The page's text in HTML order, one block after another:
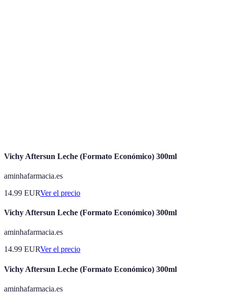
Vichy Aftersun Leche (Formato Económico) 300ml
aminhafarmacia.es
14.99 EURVer el precio
Vichy Aftersun Leche (Formato Económico) 300ml
aminhafarmacia.es
14.99 EURVer el precio
Vichy Aftersun Leche (Formato Económico) 300ml
aminhafarmacia.es